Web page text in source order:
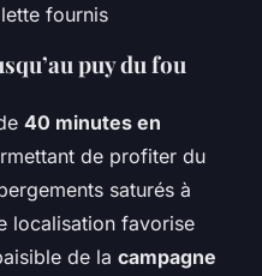
fournis
puy du fou
40 minutes en
de profiter du
saturés à
localisation favorise
de la campagne